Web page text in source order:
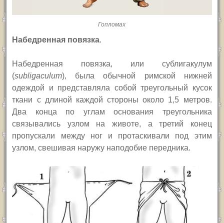
Гопломах
Набедренная повязка.
Набедренная повязка, или сублигакулум
(subligaculum), была обычной римской нижней
одеждой и представляла собой треугольный кусок
ткани с длиной каждой стороны около 1,5 метров.
Два конца по углам основания треугольника
связывались узлом на животе, а третий конец
пропускали между ног и протаскивали под этим
узлом, свешивая наружу наподобие передника.